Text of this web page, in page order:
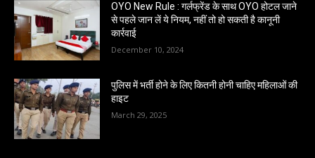
OYO New Rule : गर्लफ्रेंड के साथ OYO होटल जाने
से पहले जान लें ये नियम, नहीं तो हो सकती है कानूनी
कार्रवाई
December 10, 2024
पुलिस में भर्ती होने के लिए कितनी होनी चाहिए महिलाओं की
हाइट
March 29, 2025